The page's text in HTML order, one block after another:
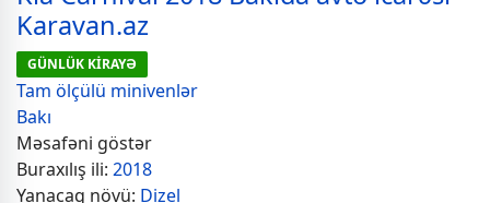
Karavan.az
GÜNLÜK KİRAYƏ
Tam ölçülü minivenlər
Bakı
Məsafəni göstər
Buraxılış ili: 2018
Yanacaq növü: Dizel